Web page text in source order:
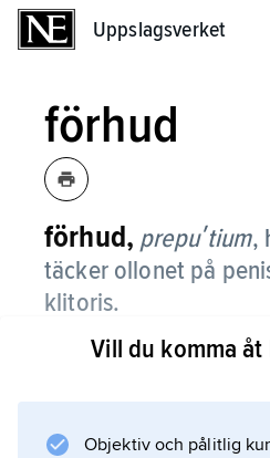
Uppslagsverket
förhud
förhud, prepuʹtium,
täcker ollonet på
klitoris.
Förhuden består av en
Vill du komma
Objektiv och pålitlig